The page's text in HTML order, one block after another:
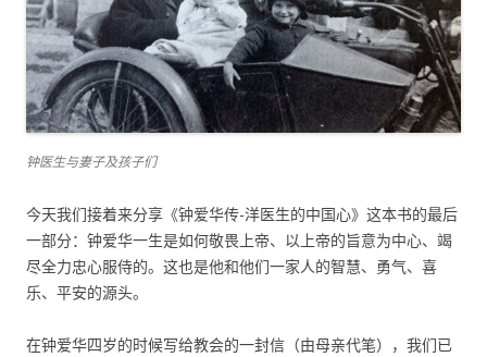
钟医生与妻子及孩子们
今天我们接着来分享《钟爱华传-洋医生的中国心》这本书的最后
一部分：钟爱华一生是如何敬畏上帝、以上帝的旨意为中心、竭
尽全力忠心服侍的。这也是他和他们一家人的智慧、勇气、喜
乐、平安的源头。
在钟爱华四岁的时候写给教会的一封信（由母亲代笔），我们已